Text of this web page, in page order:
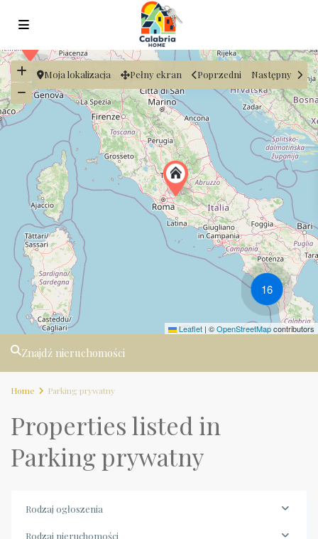
16
Leaflet | ©OpenStreetMapcontributors
Moja lokalizacja Pełny ekran Poprzedni Następny
Znajdź nieruchomości
Home Parking prywatny
Properties listed in
Parking prywatny
Rodzaj ogłoszenia
Rodzaj nieruchomości